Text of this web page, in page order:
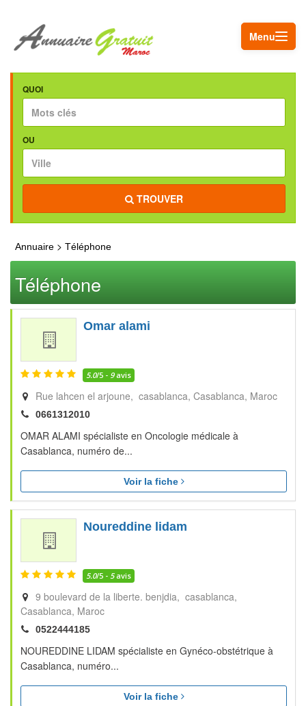
Menu
QUOI
OU
TROUVER
Annuaire > Téléphone
Téléphone
Omar alami
5.0/5 - 9avis
Rue lahcen el arjoune, casablanca Casablanca Maroc
0661312010
OMAR ALAMI spécialiste en Oncologie médicale à
Casablanca, numéro de...
Voir la fiche
Noureddine lidam
5.0/5 - 5avis
9 boulevard de la liberte. benjdia, casablanca
Casablanca Maroc
0522444185
NOUREDDINE LIDAM spécialiste en Gynéco-obstétrique à
Casablanca, numéro...
Voir la fiche